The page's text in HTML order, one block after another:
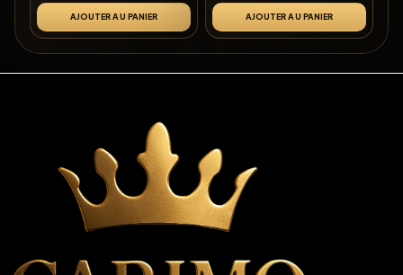
AJOUTER AU PANIER AJOUTER AU PANIER